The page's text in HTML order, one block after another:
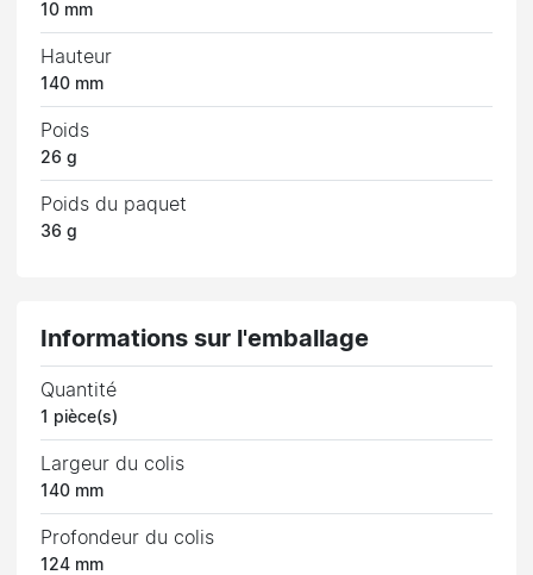
10 mm
Hauteur
140 mm
Poids
26 g
Poids du paquet
36 g
Informations sur l'emballage
Quantité
1 pièce(s)
Largeur du colis
140 mm
Profondeur du colis
124 mm